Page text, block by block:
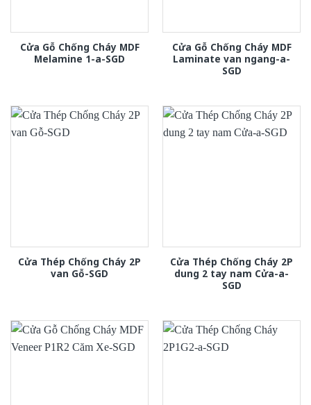
Cửa Gỗ Chống Cháy MDF
Melamine 1-a-SGD
Cửa Gỗ Chống Cháy MDF
Laminate van ngang-a-
SGD
Cửa Thép Chống Cháy 2P
van Gỗ-SGD
Cửa Thép Chống Cháy 2P
dung 2 tay nam Cửa-a-
SGD